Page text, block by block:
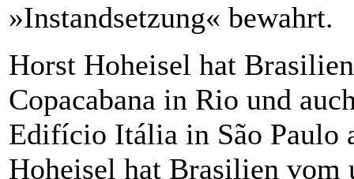
»Instandsetzung« bewahrt.
Horst Hoheisel hat
Copacabana in Rio und
Edifício Itália in São Paulo
Hoheisel hat Brasilien vom